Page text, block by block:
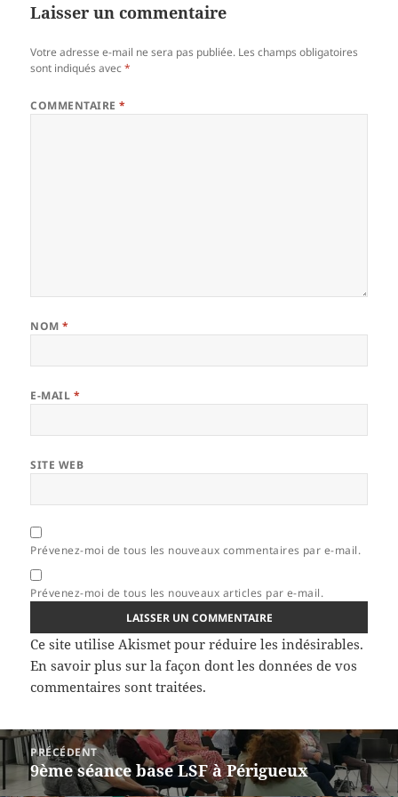
Laisser un commentaire
Votre adresse e-mail ne sera pas publiée. Les champs obligatoires
sont indiqués avec*
COMMENTAIRE*
NOM*
E-MAIL *
SITE WEB
Prévenez-moi de tous les nouveaux commentaires par e-mail.
Prévenez-moi de tous les nouveaux articles par e-mail.
Ce site utilise Akismet pour réduire les indésirables.
En savoir plus sur la façon dont les données de vos
commentaires sont traitées.
Navigation
de
l’article
PRÉCÉDENT
Article
précédent :
9ème séance base LSF à Périgueux